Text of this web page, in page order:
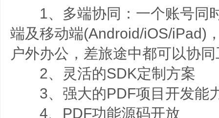
1、多端协同：一个账号同
端及移动端(Android/iOS/iPad)
户外办公，差旅途中都可以协
2、灵活的SDK定制方案
3、强大的PDF项目开发能
4、PDF功能源码开放